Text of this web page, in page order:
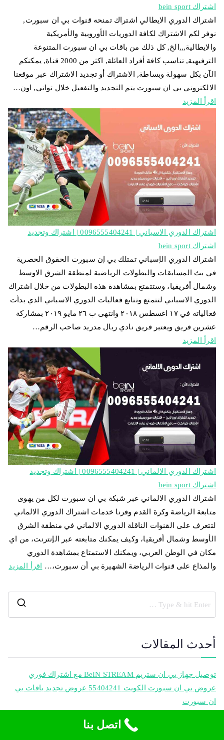
اشتراك bein sport
اشتراك الدوري الايطالي اشتراك تمنحه قنوات بي ان سبورت,
نوفر لكم الاشتراك لكافة الدوريات الأوروبية والأمريكية
والايطالية,,,الخ, كل ذلك من باقات بي ان سبورت المتنوعة
الترفيهية, تناسب كافة أفراد العائلة, اكثر من 2000 قناة, يمكنكم
الآن بكل سهولة وبساطة, الاشتراك أو تجديد الاشتراك عبر موقعنا
الالكتروني بي ان سبورت يتم التجديد والتفعيل خلال ثواني, اون…
اقرأ المزيد
اشتراك الدوري الاسباني | 0096555404241 | اشتراك وتجديد
اشتراك bein sport
اشتراك الدوري الإسباني تمتلك بي إن سبورت الحقوق الحصرية
في بث المسابقات والبطولات الرياضية لمنطقة الشرق الاوسط
وشمال أفريقيا، وستتمتع بمشاهدة هذه البطولات من خلال اشتراك
الدوري الاسباني لتتمتع وتتابع فعاليات الدوري الاسباني الذي بدأت
فعالياته في ١٧ اغسطس ٢٠١٨ وانتهى ب ٢٦ مايو ٢٠١٩ بمشاركة
عشرين فريق ويعتبر فريق نادي ريال مدريد صاحب الرقم…
اقرأ المزيد
اشتراك الدوري الالماني | 0096555404241 | اشتراك وتجديد
اشتراك bein sport
اشتراك الدوري الالماني عبر شبكة بي ان سبورت لكل من يهوى
متابعة الرياضة وكرة القدم وفرنا خدمات اشتراك الدوري الالماني
لتتعرف على القنوات الناقلة الدوري الالماني في منطقة الشرق
الأوسط وشمال أفريقيا، وكيف يمكنك متابعته عبر الإنترنت، من اي
مكان في الوطن العربي، ويمكنك الاستمتاع بمشاهدة الدوري
والمذاع على قنوات الرياضة الشهيرة بي أن سبورت،…
اقرأ المزيد
أحدث المقالات
توصيل جهاز بي ان ستريم BeIN STREAM مع اشتراك فوري
عروض بي ان سبورت الكويت 55404241 عروض تجديد باقات بي
ان سبورت
اتصل بنا